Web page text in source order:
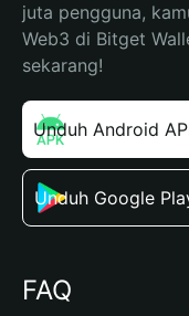
juta pengguna,
Web3 di Bitget
sekarang!
Unduh Android
Unduh Google
FAQ